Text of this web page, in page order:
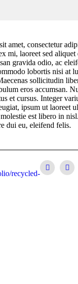
amet, consectetur
mi, laoreet sed aliquet
gravida odio, ac
lobortis nisi at
sollicitudin
eros accumsan.
et cursus. Integer
ipsum ut laoreet
est libero in
dui eu, eleifend felis.
recycled-